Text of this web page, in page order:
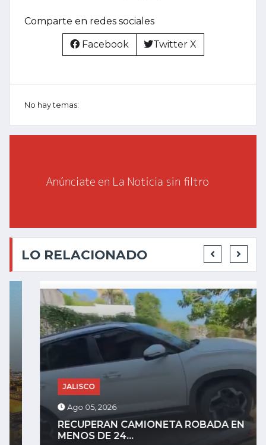
Comparte en redes sociales
Facebook Twitter X
No hay temas:
LO RELACIONADO
JALISCO
Ago 05, 2026
RECUPERAN CAMIONETA ROBADA EN
MENOS DE 24...